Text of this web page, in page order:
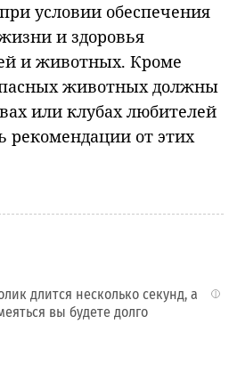
условии обеспечения
и здоровья
и животных. Кроме
животных должны
или клубах любителей
от этих
i
длится несколько секунд, а
вы будете долго